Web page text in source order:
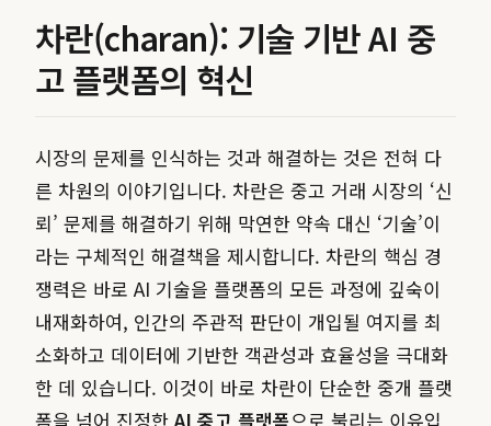
차란(charan): 기술 기반 AI 중
고 플랫폼의 혁신
시장의 문제를 인식하는 것과 해결하는 것은 전혀 다
른 차원의 이야기입니다. 차란은 중고 거래 시장의 ‘신
뢰’ 문제를 해결하기 위해 막연한 약속 대신 ‘기술’이
라는 구체적인 해결책을 제시합니다. 차란의 핵심 경
쟁력은 바로 AI 기술을 플랫폼의 모든 과정에 깊숙이
내재화하여, 인간의 주관적 판단이 개입될 여지를 최
소화하고 데이터에 기반한 객관성과 효율성을 극대화
한 데 있습니다. 이것이 바로 차란이 단순한 중개 플랫
폼을 넘어 진정한 AI 중고 플랫폼으로 불리는 이유입